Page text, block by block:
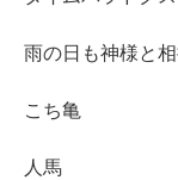
雨の日も神様と
こち亀
人馬